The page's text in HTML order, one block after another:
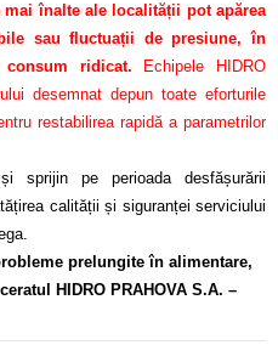
mai înalte ale localității pot apărea
sau fluctuații de presiune, în
ridicat.
Echipele HIDRO
desemnat depun toate eforturile
restabilirea rapidă a parametrilor
sprijin pe perioada desfășurării
calității și siguranței serviciului
prelungite în alimentare,
HIDRO PRAHOVA S.A. –